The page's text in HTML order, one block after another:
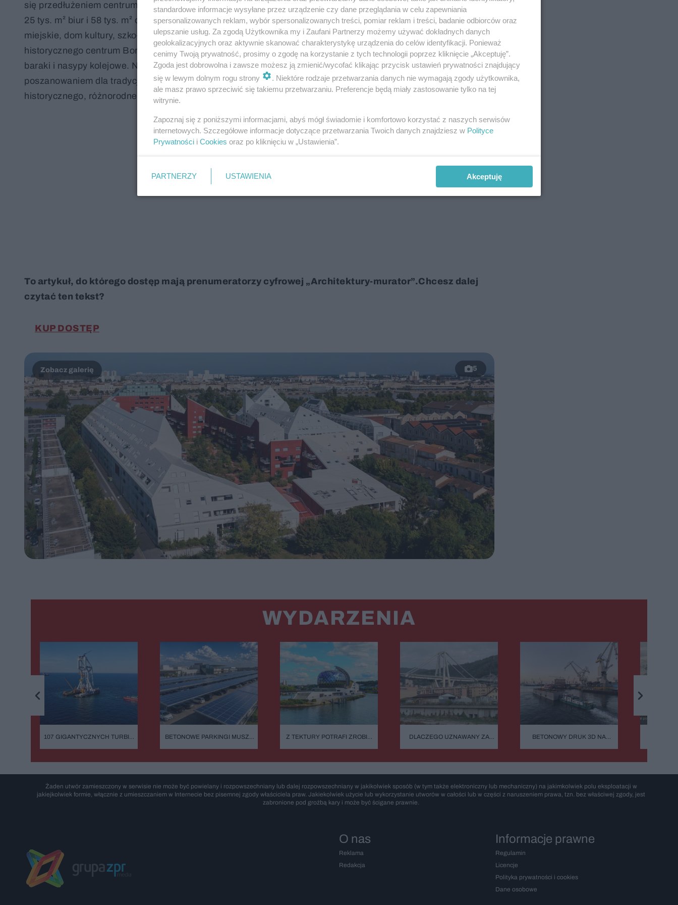
się przedłużeniem centrum miasta z mieszanym programem: 3200 domów, 25 tys. m² powierzchni handlowej,
25 tys. m² biur i 58 tys. m² obiektów użyteczności publicznej, takich jak budynek uniwersytetu, archiwum
miejskie, dom kultury, szkoły, świetlice i obiekty sportowe. Teren w pobliżu rzeki leży w niewielkiej odległości od
historycznego centrum Bordeaux wpisanego na listę UNESCO i jest obecnie zabudowany przez magazyny,
baraki i nasypy kolejowe. Należało znaleźć odpowiedź na pytanie, jak stworzyć tętniącą życiem dzielnicę z
poszanowaniem dla tradycji, ale także spełniającego założenia nowoczesnego europejskiego miasta:
historycznego, różnorodnego i kameralnego, ale również, gęsto zaludnionego i przyjaznego dla środowiska.
To artykuł, do którego dostęp mają prenumeratorzy cyfrowej „Architektury-murator”.Chcesz dalej
czytać ten tekst?
KUP DOSTĘP
5
WYDARZENIA
107 GIGANTYCZNYCH TURBIN
BETONOWE PARKINGI MUSZĄ
Z TEKTURY POTRAFI ZROBIĆ
ARCHITEKT SUPERSTAR
ROZCZAROWANY MOIM
ZAWODEM"
DLACZEGO UZNAWANY ZA
PODCZAS BURZY?
BETONOWY DRUK 3D NA
Żaden utwór zamieszczony w serwisie nie może być powielany i rozpowszechniany lub dalej rozpowszechniany w jakikolwiek sposób (w tym także elektroniczny lub mechaniczny) na jakimkolwiek polu eksploatacji w
jakiejkolwiek formie, włącznie z umieszczaniem w Internecie bez pisemnej zgody właściciela praw. Jakiekolwiek użycie lub wykorzystanie utworów w całości lub w części z naruszeniem prawa, tzn. bez właściwej zgody, jest
zabronione pod groźbą kary i może być ścigane prawnie.
O nas
Reklama
Redakcja
Informacje prawne
Regulamin
Licencje
Polityka prywatności i cookies
Dane osobowe
standardowe informacje wysyłane przez urządzenie czy dane przeglądania w celu zapewniania
spersonalizowanych reklam, wybór spersonalizowanych treści, pomiar reklam i treści, badanie odbiorców oraz
ulepszanie usług. Za zgodą Użytkownika my i Zaufani Partnerzy możemy używać dokładnych danych
geolokalizacyjnych oraz aktywnie skanować charakterystykę urządzenia do celów identyfikacji. Ponieważ
cenimy Twoją prywatność, prosimy o zgodę na korzystanie z tych technologii poprzez kliknięcie „Akceptuję”.
Zgoda jest dobrowolna i zawsze możesz ją zmienić/wycofać klikając przycisk ustawień prywatności znajdujący
się w lewym dolnym rogu strony
. Niektóre rodzaje przetwarzania danych nie wymagają zgody użytkownika,
ale masz prawo sprzeciwić się takiemu przetwarzaniu. Preferencje będą miały zastosowanie tylko na tej
witrynie.
Zapoznaj się z poniższymi informacjami, abyś mógł świadomie i komfortowo korzystać z naszych serwisów
internetowych. Szczegółowe informacje dotyczące przetwarzania Twoich danych znajdziesz w Polityce
Prywatności i Cookies oraz po kliknięciu w „Ustawienia”.
PARTNERZY USTAWIENIA Akceptuję